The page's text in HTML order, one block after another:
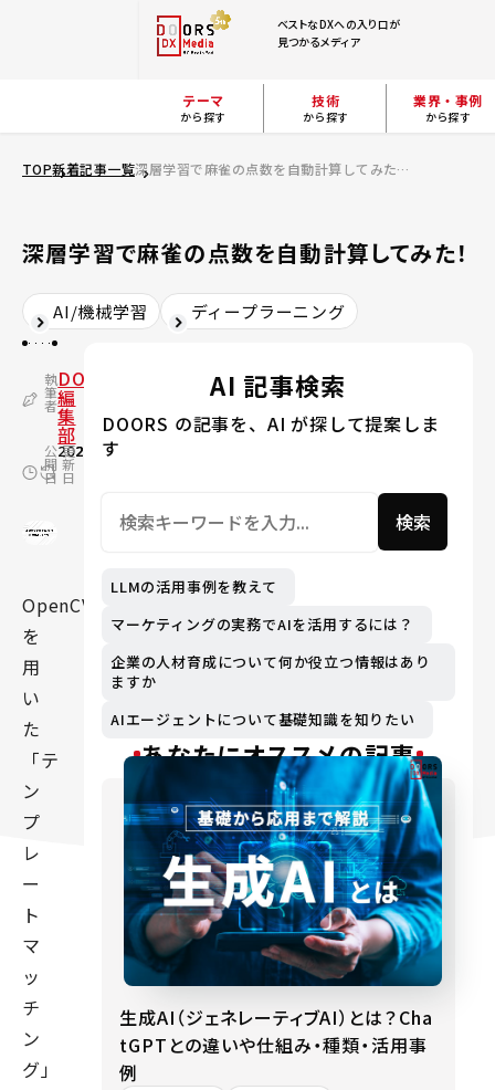
ベストなDXへの入り口が
見つかるメディア
テーマ
から探す
技術
から探す
業界・事例
から探す
TOP新着記事一覧 深層学習で麻雀の点数を自動計算してみた！
深層学習で麻雀の点数を自動計算してみた！
AI/機械学習 ディープラーニング
執
筆
者
DOORS
編
集
部
公
開
日
2020.11.01
更
新
日
2024.03.14
OpenCV
を
用
い
た
「テ
ン
プ
レ
ー
ト
マ
ッ
チ
ン
グ」
AI 記事検索
DOORS の記事を、AI が探して提案しま
す
検索
LLMの活用事例を教えて
マーケティングの実務でAIを活用するには？
企業の人材育成について何か役立つ情報はあり
ますか
AIエージェントについて基礎知識を知りたい
あなたにオススメの記事
生成AI（ジェネレーティブAI）とは？Cha
tGPTとの違いや仕組み・種類・活用事
例